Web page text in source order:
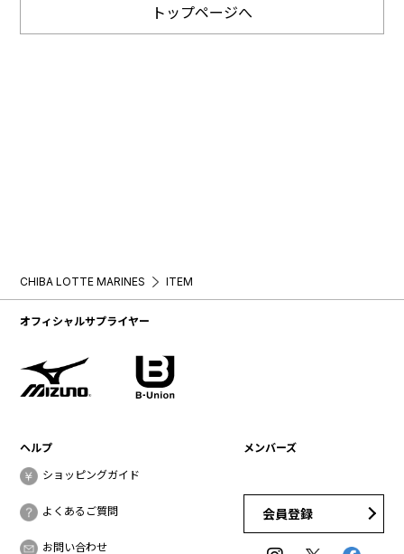
トップページへ
CHIBA LOTTE MARINES ITEM
オフィシャルサプライヤー
ヘルプ
ショッピングガイド
よくあるご質問
お問い合わせ
メンバーズ
会員登録